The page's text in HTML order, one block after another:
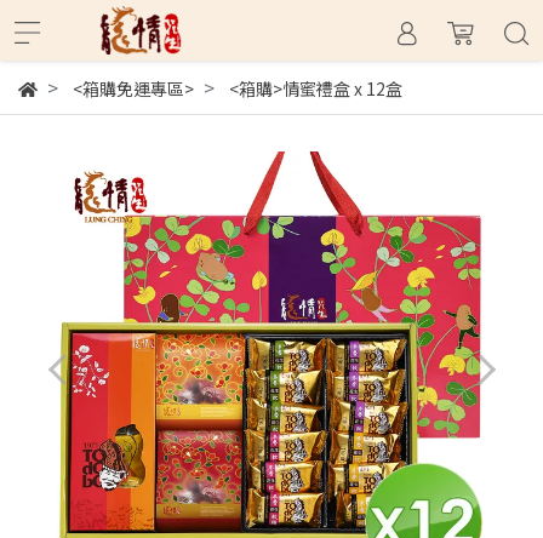
<箱購免運專區> <箱購>情蜜禮盒 x 12盒